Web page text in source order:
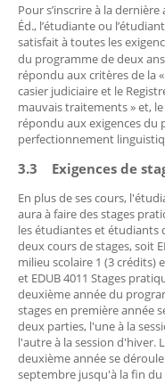
Pour s’inscrire à la dernière
Éd., l’étudiante ou
satisfait à toutes les
du programme de deux
répondu aux critères de la
casier judiciaire et le
mauvais traitements » et,
répondu aux exigences du
perfectionnement
3.3 Exigences de
En plus de ses cours,
aura à faire des stages
les étudiantes et étudiants
deux cours de stages, soit
milieu scolaire 1 (3 crédits)
et EDUB 4011 Stages
deuxième année du
stages en première année
deux parties, l'une à la
l'autre à la session d'hiver.
deuxième année se
septembre jusqu'à la fin du